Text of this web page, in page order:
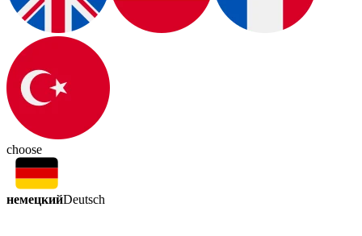
choose
немецкийDeutsch